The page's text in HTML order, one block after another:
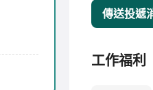
傳送投遞
工作福利